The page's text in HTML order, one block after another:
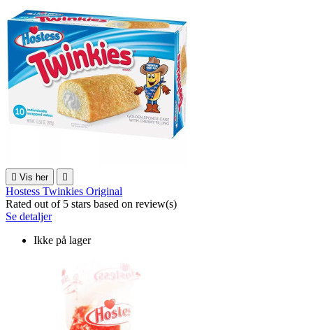
 Vis her 
Hostess Twinkies Original
Rated out of 5 stars based on review(s)
Se detaljer
Ikke på lager